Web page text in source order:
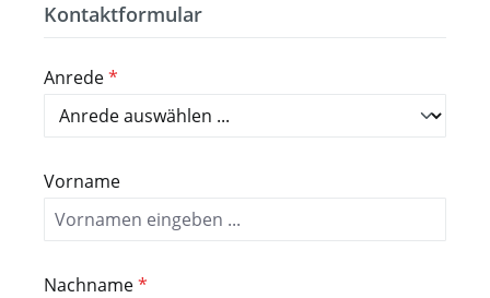
Kontaktformular
Anrede*
Vorname
Nachname*